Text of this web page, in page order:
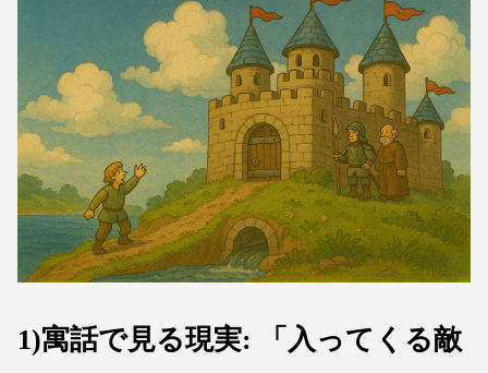
1)寓話で見る現実: 「入ってくる敵